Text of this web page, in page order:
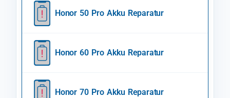
Honor 50 Pro Akku Reparatur
Honor 60 Pro Akku Reparatur
Honor 70 Pro Akku Reparatur